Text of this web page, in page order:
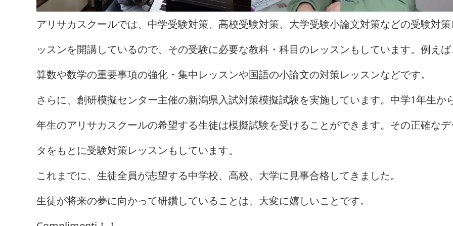
アリサカスクールでは、中学受験対策、高校受験対策、大学受験小論文対策などの受験対策
ッスンを開講しているので、その受験に必要な教科・科目のレッスンもしています。例えば
算数や数学の重要事項の強化・集中レッスンや国語の小論文の対策レッスンなどです。
さらに、創研模擬センター主催の新潟県入試対策模擬試験を実施しています。中学1年生か
年生のアリサカスクールの希望する生徒は模擬試験を受けることができます。その正確なデ
タをもとに受験対策レッスンもしています。
これまでに、生徒全員が志望する中学校、高校、大学に見事合格してきました。
生徒が将来の夢に向かって研鑽していることは、大変に嬉しいことです。